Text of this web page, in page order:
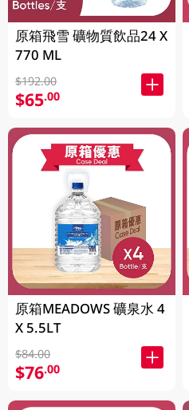
原箱飛雪 礦物質飲品24 X
770 ML
$192.00
$65.00
原箱MEADOWS 礦泉水 4
X 5.5LT
$84.00
$76.00